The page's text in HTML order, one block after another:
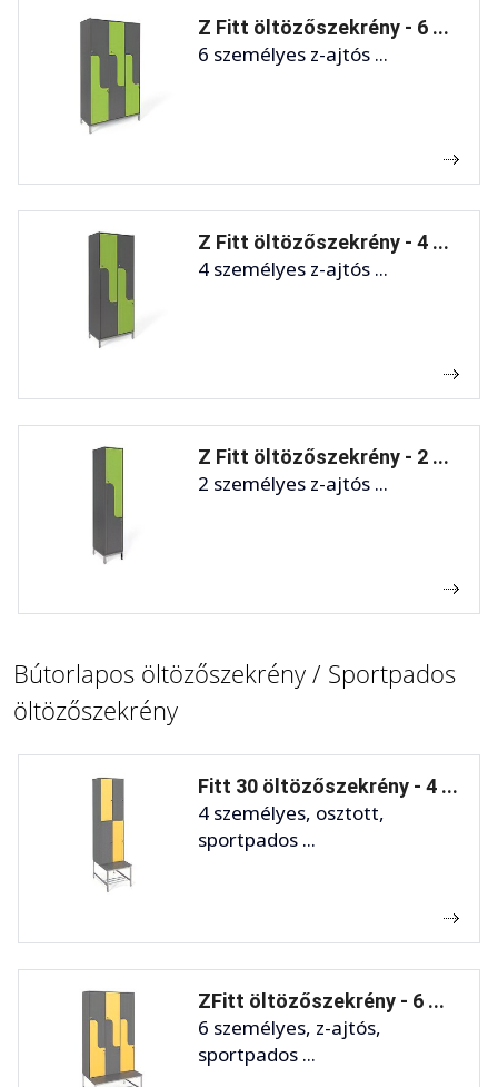
Z Fitt öltözőszekrény - 6 ...
6 személyes z-ajtós ...
Z Fitt öltözőszekrény - 4 ...
4 személyes z-ajtós ...
Z Fitt öltözőszekrény - 2 ...
2 személyes z-ajtós ...
Bútorlapos öltözőszekrény / Sportpados
öltözőszekrény
Fitt 30 öltözőszekrény - 4 ...
4 személyes, osztott,
sportpados ...
ZFitt öltözőszekrény - 6 ...
6 személyes, z-ajtós,
sportpados ...